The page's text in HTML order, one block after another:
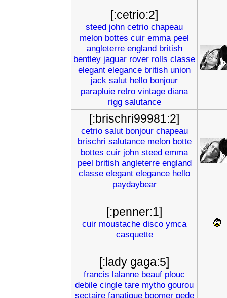
[:cetrio:2]
steed john cetrio chapeau
melon bottes cuir emma peel
angleterre england british
bentley jaguar rover rolls classe
elegant elegance british union
jack salut hello bonjour
parapluie retro vintage diana
rigg salutance
[:brischri99981:2]
cetrio salut bonjour chapeau
brischri salutance melon botte
bottes cuir john steed emma
peel british angleterre england
classe elegant elegance hello
paydaybear
[:penner:1]
cuir moustache disco ymca
casquette
[:lady gaga:5]
francis lalanne beauf plouc
debile cingle tare mytho gourou
sectaire fanatique boomer pede